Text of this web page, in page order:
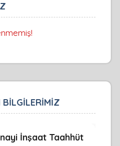
İnşaat Taahhüt